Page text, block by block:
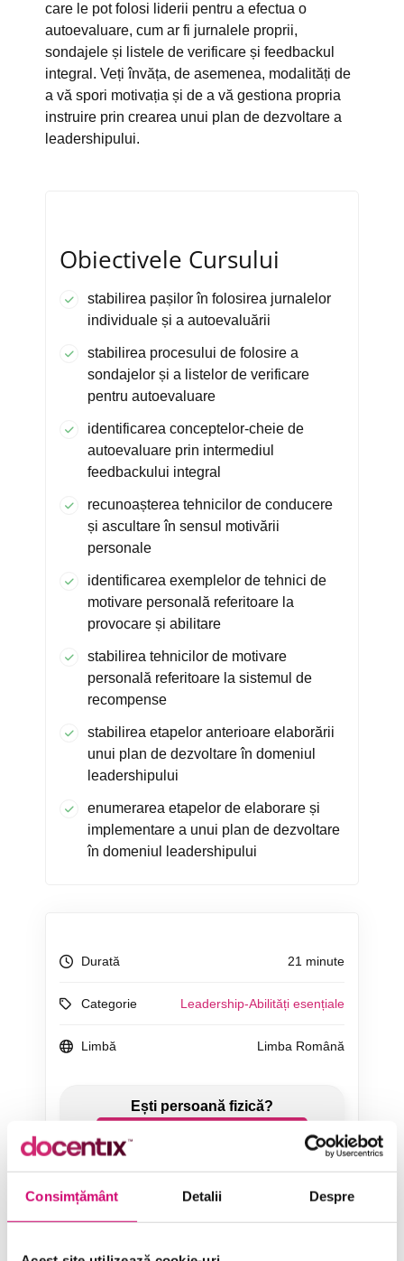
Consimțământ Detalii Despre
care le pot folosi liderii pentru a efectua o
autoevaluare, cum ar fi jurnalele proprii,
sondajele și listele de verificare și feedbackul
integral. Veți învăța, de asemenea, modalități de
a vă spori motivația și de a vă gestiona propria
instruire prin crearea unui plan de dezvoltare a
leadershipului.
Obiectivele Cursului
stabilirea pașilor în folosirea jurnalelor
individuale și a autoevaluării
stabilirea procesului de folosire a
sondajelor și a listelor de verificare
pentru autoevaluare
identificarea conceptelor-cheie de
autoevaluare prin intermediul
feedbackului integral
recunoașterea tehnicilor de conducere
și ascultare în sensul motivării
personale
identificarea exemplelor de tehnici de
motivare personală referitoare la
provocare și abilitare
stabilirea tehnicilor de motivare
personală referitoare la sistemul de
recompense
stabilirea etapelor anterioare elaborării
unui plan de dezvoltare în domeniul
leadershipului
enumerarea etapelor de elaborare și
implementare a unui plan de dezvoltare
în domeniul leadershipului
Durată 21 minute
Categorie Leadership-Abilități esențiale
Limbă Limba Română
ÎNCEARCĂ 7 ZILE GRATUIT
SOLICITĂ OFERTĂ